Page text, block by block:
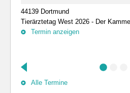
44139 Dortmund
Tierärztetag West 2026 - Der
Termin anzeigen
Alle Termine